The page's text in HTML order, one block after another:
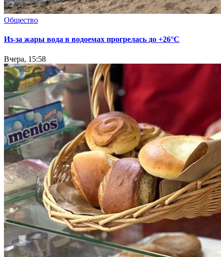
Общество
Из-за жары вода в водоемах прогрелась до +26°C
Вчера, 15:58